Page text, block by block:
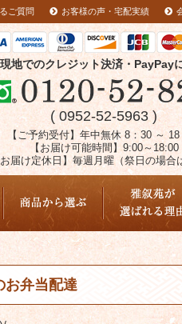
ご質問 お客様の声・宅配実績
現地でのクレジット決済・PayPay
( 0952-52-5963 )
【ご予約受付】年中無休 8：30 ～ 18
【お届け可能時間】9:00～18:00
お届け定休日】毎週月曜（祭日の場合
お弁当配達